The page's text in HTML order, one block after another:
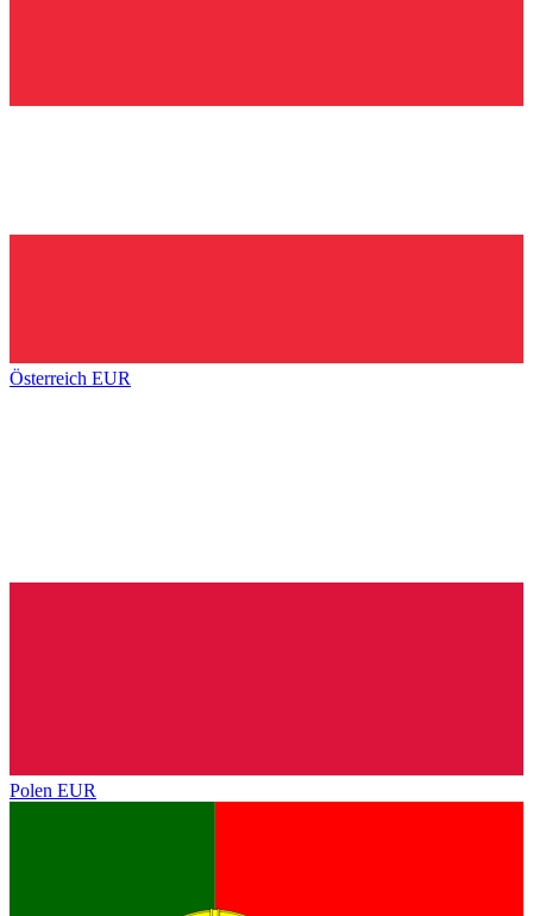
Österreich EUR
Polen EUR